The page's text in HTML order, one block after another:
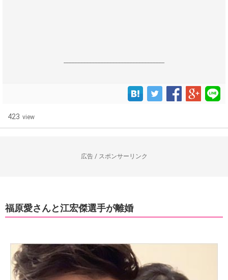
------------------------------------------------------------------
423 view
広告 / スポンサーリンク
福原愛さんと江宏傑選手が離婚